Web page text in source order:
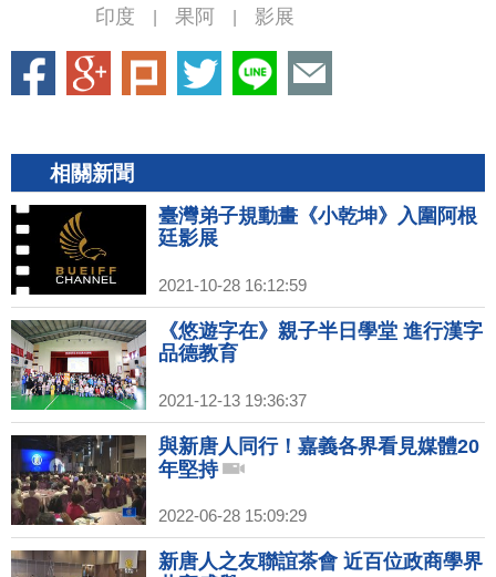
印度 果阿 影展
相關新聞
臺灣弟子規動畫《小乾坤》入圍阿根
廷影展
2021-10-28 16:12:59
《悠遊字在》親子半日學堂 進行漢字
品德教育
2021-12-13 19:36:37
與新唐人同行！嘉義各界看見媒體20
年堅持
2022-06-28 15:09:29
新唐人之友聯誼茶會 近百位政商學界